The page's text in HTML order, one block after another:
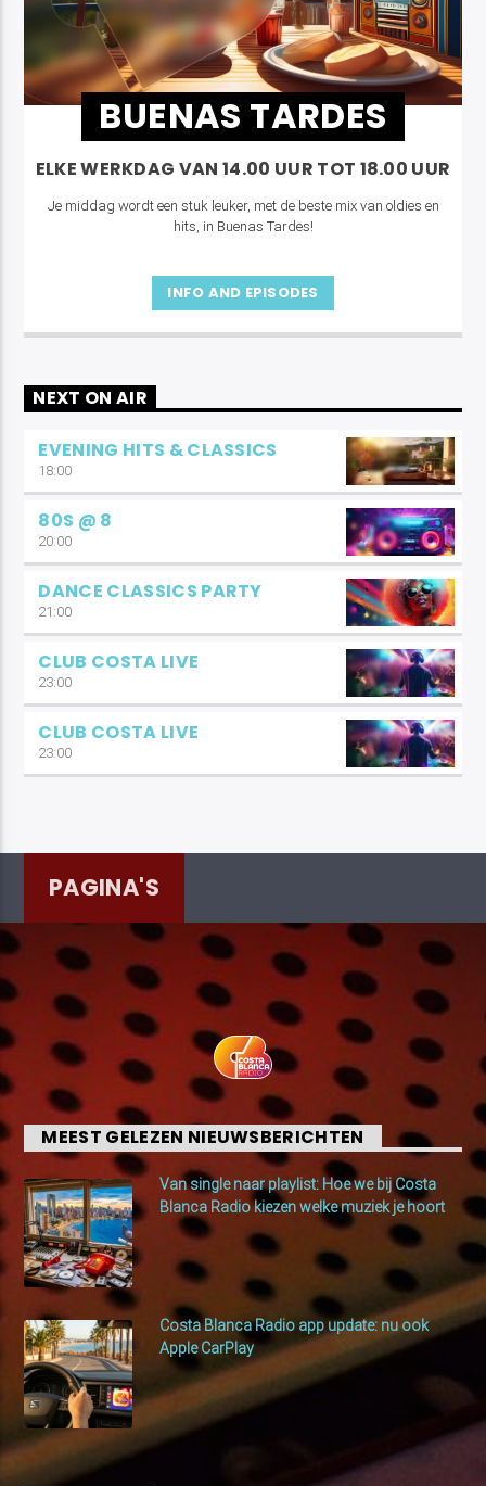
BUENAS TARDES
ELKE WERKDAG VAN 14.00 UUR TOT 18.00 UUR
Je middag wordt een stuk leuker, met de beste mix van oldies en
hits, in Buenas Tardes!
INFO AND EPISODES
NEXT ON AIR
EVENING HITS & CLASSICS
18:00
80S @ 8
20:00
DANCE CLASSICS PARTY
21:00
CLUB COSTA LIVE
23:00
CLUB COSTA LIVE
23:00
PAGINA'S
MEEST GELEZEN NIEUWSBERICHTEN
Van single naar playlist: Hoe we bij Costa
Blanca Radio kiezen welke muziek je hoort
Costa Blanca Radio app update: nu ook
Apple CarPlay